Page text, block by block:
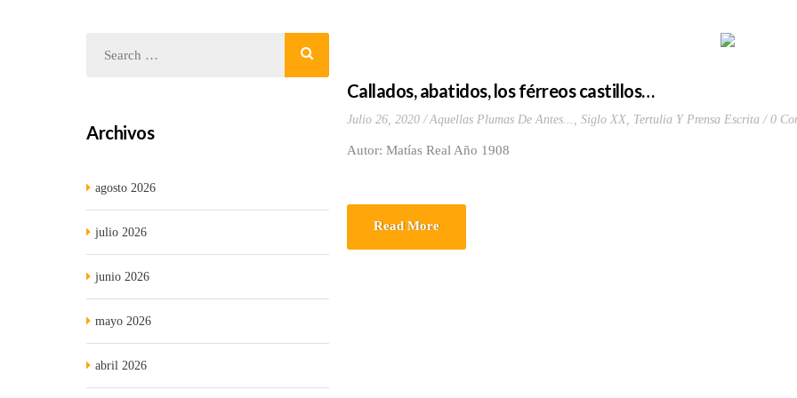
Callados, abatidos, los férreos castillos…
Julio 26, 2020 Aquellas Plumas De Antes... , Siglo XX, Tertulia Y Prensa Escrita 0
Autor: Matías Real Año 1908
Read More
Archivos
agosto 2026
julio 2026
junio 2026
mayo 2026
abril 2026